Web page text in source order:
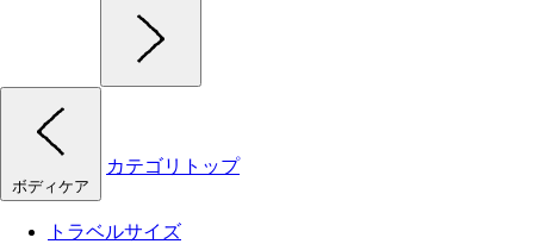
ボディケア
カテゴリトップ
トラベルサイズ